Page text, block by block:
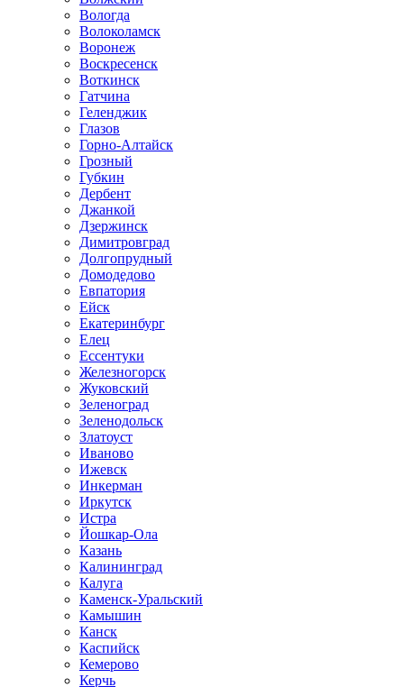
Вологда
Волоколамск
Воронеж
Воскресенск
Воткинск
Гатчина
Геленджик
Глазов
Горно-Алтайск
Грозный
Губкин
Дербент
Джанкой
Дзержинск
Димитровград
Долгопрудный
Домодедово
Евпатория
Ейск
Екатеринбург
Елец
Ессентуки
Железногорск
Жуковский
Зеленоград
Зеленодольск
Златоуст
Иваново
Ижевск
Инкерман
Иркутск
Истра
Йошкар-Ола
Казань
Калининград
Калуга
Каменск-Уральский
Камышин
Канск
Каспийск
Кемерово
Керчь